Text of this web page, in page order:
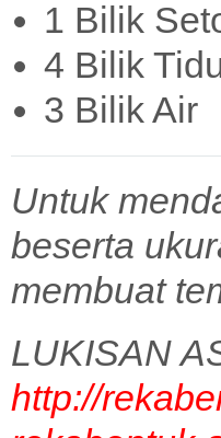
1 Bilik
4 Bilik
3 Bilik Air
Untuk
beserta
membuat
LUKISAN
http://